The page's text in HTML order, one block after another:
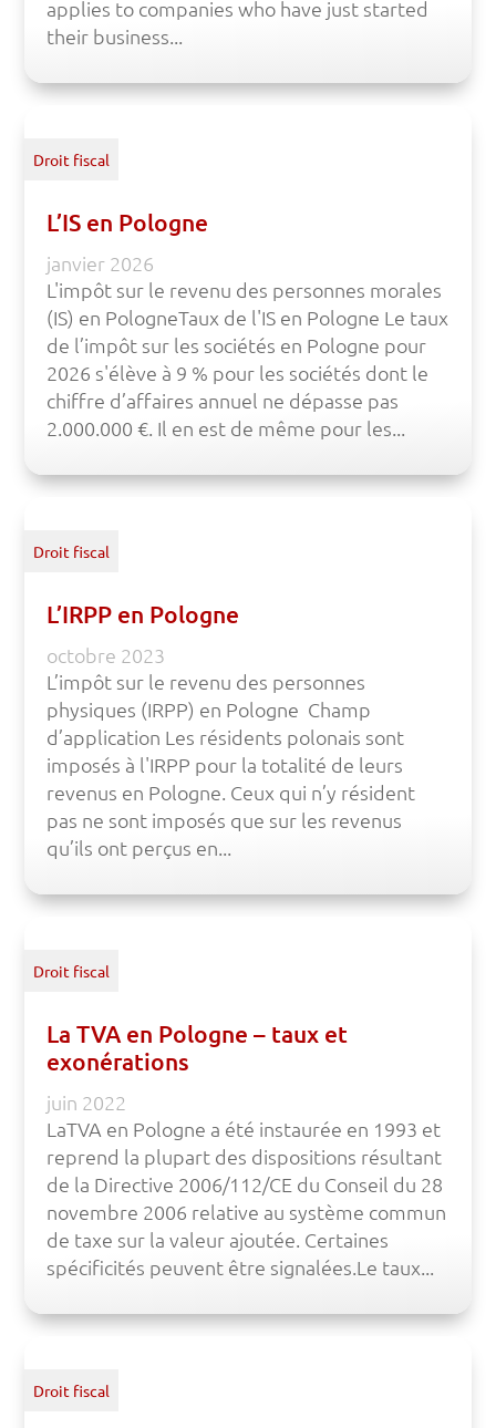
applies to companies who have just started
their business...
Droit fiscal
L’IS en Pologne
janvier 2026
L'impôt sur le revenu des personnes morales
(IS) en PologneTaux de l'IS en Pologne Le taux
de l’impôt sur les sociétés en Pologne pour
2026 s'élève à 9 % pour les sociétés dont le
chiffre d’affaires annuel ne dépasse pas
2.000.000 €. Il en est de même pour les...
Droit fiscal
L’IRPP en Pologne
octobre 2023
L’impôt sur le revenu des personnes
physiques (IRPP) en Pologne Champ
d’application Les résidents polonais sont
imposés à l'IRPP pour la totalité de leurs
revenus en Pologne. Ceux qui n’y résident
pas ne sont imposés que sur les revenus
qu’ils ont perçus en...
Droit fiscal
La TVA en Pologne – taux et
exonérations
juin 2022
LaTVA en Pologne a été instaurée en 1993 et
reprend la plupart des dispositions résultant
de la Directive 2006/112/CE du Conseil du 28
novembre 2006 relative au système commun
de taxe sur la valeur ajoutée. Certaines
spécificités peuvent être signalées.Le taux...
Droit fiscal